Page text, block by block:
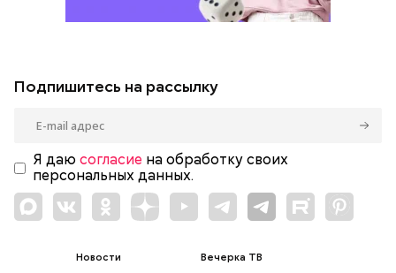
Подпишитесь на рассылку
Я даю согласие на обработку своих
персональных данных.
Новости
Вечерка ТВ